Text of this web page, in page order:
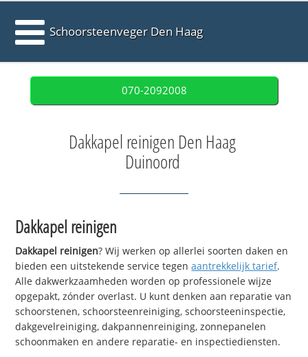
Schoorsteenveger Den Haag
070-2092008
Dakkapel reinigen Den Haag
Duinoord
Dakkapel reinigen
Dakkapel reinigen? Wij werken op allerlei soorten daken en
bieden een uitstekende service tegenaantrekkelijk tarief.
Alle dakwerkzaamheden worden op professionele wijze
opgepakt, zónder overlast. U kunt denken aan reparatie van
schoorstenen, schoorsteenreiniging, schoorsteeninspectie,
dakgevelreiniging, dakpannenreiniging, zonnepanelen
schoonmaken en andere reparatie- en inspectiediensten.